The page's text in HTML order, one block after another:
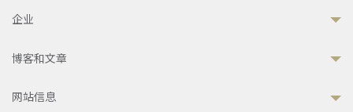
企业
博客和文章
网站信息